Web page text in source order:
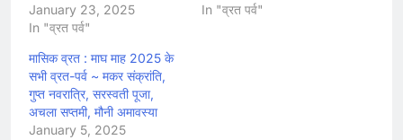
January 23, 2025
In "व्रत पर्व"
In "व्रत पर्व"
मासिक व्रत : माघ माह 2025 के
सभी व्रत-पर्व ~ मकर संक्रांति,
गुप्त नवरात्रि, सरस्वती पूजा,
अचला सप्तमी, मौनी अमावस्या
January 5, 2025